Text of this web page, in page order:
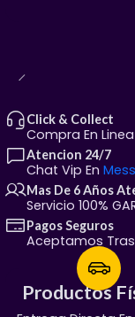
¿Por qué
La serie F de
de 1991 es el
Click & Collect
Compra En
Atencion 24/7
Chat Vip En
Mas De 6 Años
Servicio 100%
Pagos Seguros
Aceptamos
Productos
Productos